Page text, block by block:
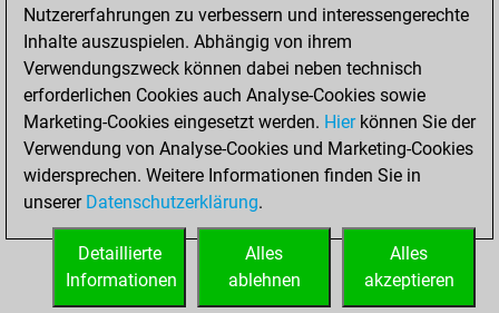
Bauer setzt Matt
0
Erstickte Matts
Unterverwandlungen
Türme auf der siebten
0
STARTSEITE
Nutzererfahrungen zu verbessern und interessengerechte
Inhalte auszuspielen. Abhängig von ihrem
Verwendungszweck können dabei neben technisch
erforderlichen Cookies auch Analyse-Cookies sowie
Marketing-Cookies eingesetzt werden. Hierkönnen Sie der
Verwendung von Analyse-Cookies und Marketing-Cookies
widersprechen. Weitere Informationen finden Sie in
unserer Datenschutzerklärung.
Alles
akzeptieren
Alles
ablehnen
Detaillierte
Informationen